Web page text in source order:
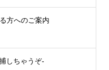
方へのご案内
しちゃうぞ-